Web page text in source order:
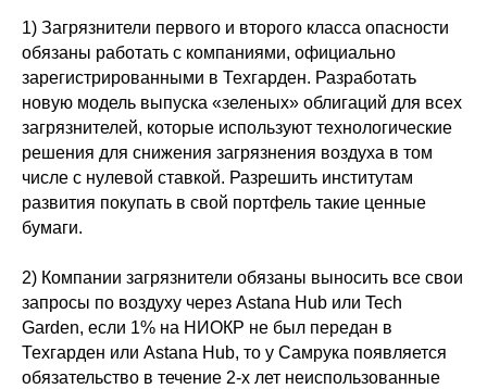
1) Загрязнители первого и второго класса опасности
обязаны работать с компаниями, официально
зарегистрированными в Техгарден. Разработать
новую модель выпуска «зеленых» облигаций для всех
загрязнителей, которые используют технологические
решения для снижения загрязнения воздуха в том
числе с нулевой ставкой. Разрешить институтам
развития покупать в свой портфель такие ценные
бумаги.
2) Компании загрязнители обязаны выносить все свои
запросы по воздуху через Astana Hub или Tech
Garden, если 1% на НИОКР не был передан в
Техгарден или Astana Hub, то у Самрука появляется
обязательство в течение 2-х лет неиспользованные